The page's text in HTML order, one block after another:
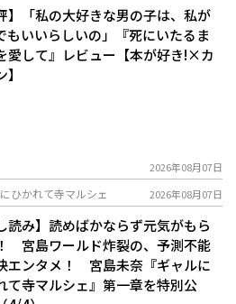
】「私の大好きな男の子は、私が
もいいらしいの」――『死にいたるま
愛して』レビュー【本が好き!×カ
2026年08月07日
ひかれて寺マルシェ 2026年08月07日
読み】読めばかならず元気がもら
宮島ワールド炸裂の、予測不能
エンタメ！ 宮島未奈『ギャルに
て寺マルシェ』第一章を特別公